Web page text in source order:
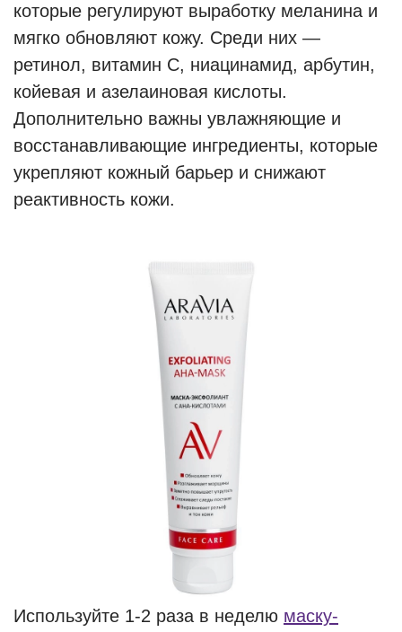
которые регулируют выработку меланина и
мягко обновляют кожу. Среди них —
ретинол, витамин С, ниацинамид, арбутин,
койевая и азелаиновая кислоты.
Дополнительно важны увлажняющие и
восстанавливающие ингредиенты, которые
укрепляют кожный барьер и снижают
реактивность кожи.
Используйте 1-2 раза в неделю маску-